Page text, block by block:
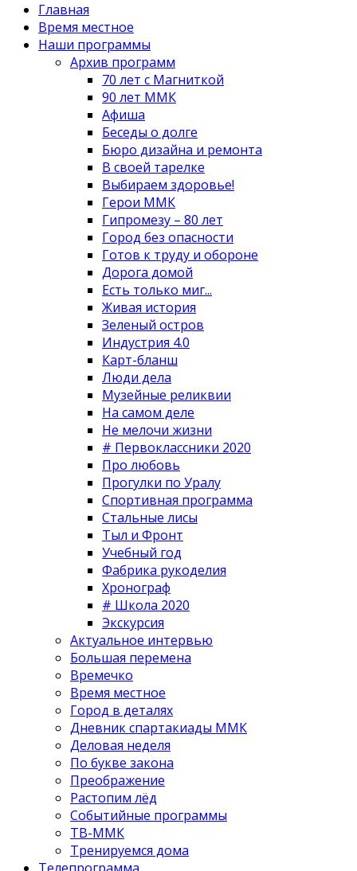
Главная
Время местное
Наши программы
Архив программ
70 лет с Магниткой
90 лет ММК
Афиша
Беседы о долге
Бюро дизайна и ремонта
В своей тарелке
Выбираем здоровье!
Герои ММК
Гипромезу – 80 лет
Город без опасности
Готов к труду и обороне
Дорога домой
Есть только миг...
Живая история
Зеленый остров
Индустрия 4.0
Карт-бланш
Люди дела
Музейные реликвии
На самом деле
Не мелочи жизни
# Первоклассники 2020
Про любовь
Прогулки по Уралу
Спортивная программа
Стальные лисы
Тыл и Фронт
Учебный год
Фабрика рукоделия
Хронограф
# Школа 2020
Экскурсия
Актуальное интервью
Большая перемена
Времечко
Время местное
Город в деталях
Дневник спартакиады ММК
Деловая неделя
По букве закона
Преображение
Растопим лёд
Событийные программы
ТВ-ММК
Тренируемся дома